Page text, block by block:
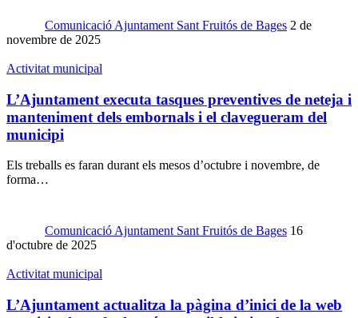
Comunicació Ajuntament Sant Fruitós de Bages 2 de
novembre de 2025
Activitat municipal
L’Ajuntament executa tasques preventives de neteja i
manteniment dels embornals i el clavegueram del
municipi
Els treballs es faran durant els mesos d’octubre i novembre, de
forma…
Comunicació Ajuntament Sant Fruitós de Bages 16
d'octubre de 2025
Activitat municipal
L’Ajuntament actualitza la pàgina d’inici de la web